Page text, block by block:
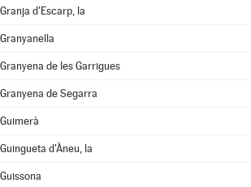
Granja d'Escarp, la
Granyanella
Granyena de les Garrigues
Granyena de Segarra
Guimerà
Guingueta d'Àneu, la
Guissona